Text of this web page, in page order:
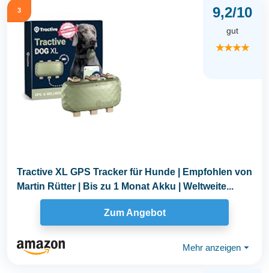
3 9,2/10
gut
★★★★
Tractive XL GPS Tracker für Hunde | Empfohlen von
Martin Rütter | Bis zu 1 Monat Akku | Weltweite...
Zum Angebot
Mehr anzeigen ⏷